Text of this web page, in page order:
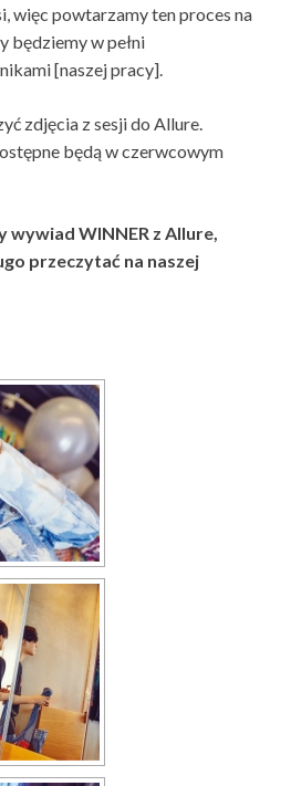
więc powtarzamy ten proces na
będziemy w pełni
[naszej pracy].
zdjęcia z sesji do Allure.
będą w czerwcowym
wywiad WINNER z Allure,
przeczytać na naszej